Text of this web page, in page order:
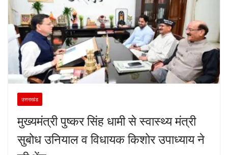
उत्तराखंड
मुख्यमंत्री पुष्कर सिंह धामी से स्वास्थ्य मंत्री
सुबोध उनियाल व विधायक किशोर उपाध्याय ने